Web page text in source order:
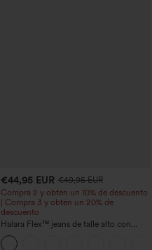
+3
€44,95 EUR €49,95 EUR
Compra 2 y obtén un 10% de descuento
| Compra 3 y obtén un 20% de
descuento
Halara Flex™ jeans de talle alto con
bolsillos, dobladillo enrollado, pierna
ancha y efecto lavado, estilo casual